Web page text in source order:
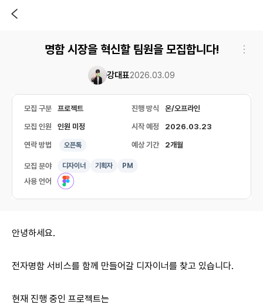
명함 시장을 혁신할 팀원을 모집합니다!
강대표2026.03.09
모집 구분 프로젝트 진행 방식 온/오프라인
모집 인원 인원 미정 시작 예정 2026.03.23
연락 방법 오픈톡 예상 기간 2개월
모집 분야 디자이너 기획자 PM
사용 언어
안녕하세요.
전자명함 서비스를 함께 만들어갈 디자이너를 찾고 있습니다.
현재 진행 중인 프로젝트는